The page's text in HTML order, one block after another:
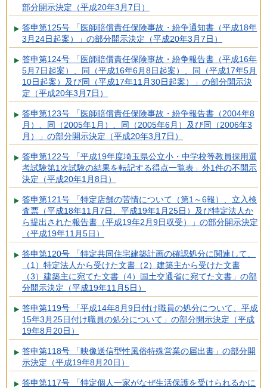
部分開示決定（平成20年3月7日）
答申第125号 「医師賠償責任保険事故・紛争通知書（平成18年
3月24日起案）」の部分開示決定（平成20年3月7日）
答申第124号 「医師賠償責任保険事故・紛争報告書（平成16年
5月7日起案）、同（平成16年6月8日起案）、同（平成17年5月
10日起案）及び同（平成17年11月30日起案）」の部分開示決
定（平成20年3月7日）
答申第123号 「医師賠償責任保険事故・紛争報告書（2004年8
月）、同（2005年1月）、同（2005年6月）及び同（2006年3
月）」の部分開示決定（平成20年3月7日）
答申第122号 「平成19年度埼玉県公立小・中学校等教員採用選
考試験第1次試験の結果を転記する得点一覧表」外1件の不開示
決定（平成20年1月8日）
答申第121号 「特定店舗の苦情について（第1～6報）、立入検
査票（平成18年11月7日、平成19年1月25日）及び特定法人か
ら提出された報告書（平成19年2月9日収受）」の部分開示決定
（平成19年11月5日）
答申第120号 「特定共同住宅建築計画の確認処分に関連して、
（1）特定法人から受けた文書（2）建築主から受けた文書
（3）建築主に宛てた文書（4）国土交通省に宛てた文書」の部
分開示決定（平成19年11月5日）
答申第119号 「平成14年8月9日付け職員の処分について、平成
15年3月25日付け職員の処分について」の部分開示決定（平成
19年8月20日）
答申第118号 「映像送信型性風俗特殊営業の届出書」の部分開
示決定（平成19年8月20日）
答申第117号 「特定個人一家がなぜ生活保護を受けられるかに